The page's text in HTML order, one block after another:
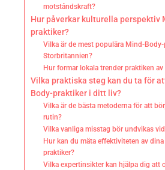
motståndskraft?
Hur påverkar kulturella perspektiv
praktiker?
Vilka är de mest populära Mind-
Storbritannien?
Hur formar lokala trender praktiken
Vilka praktiska steg kan du ta för
Body-praktiker i ditt liv?
Vilka är de bästa metoderna för att
rutin?
Vilka vanliga misstag bör undvikas
Hur kan du mäta effektiviteten av
praktiker?
Vilka expertinsikter kan hjälpa dig att